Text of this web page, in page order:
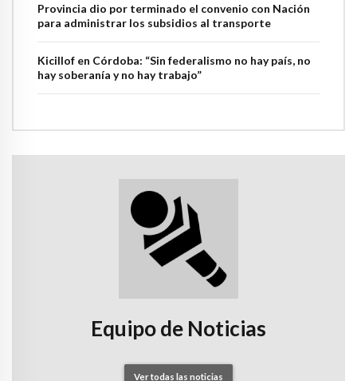
Provincia dio por terminado el convenio con Nación
para administrar los subsidios al transporte
Kicillof en Córdoba: “Sin federalismo no hay país, no
hay soberanía y no hay trabajo”
Equipo de Noticias
Ver todas las noticias